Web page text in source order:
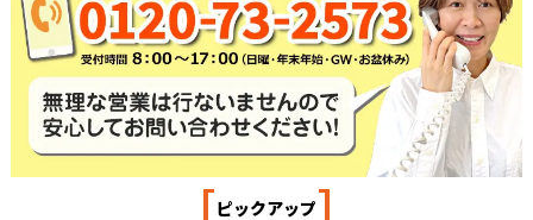
ピックアップ